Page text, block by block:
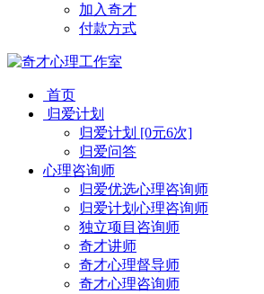
加入奇才
付款方式
首页
归爱计划
归爱计划 [0元6次]
归爱问答
心理咨询师
归爱优选心理咨询师
归爱计划心理咨询师
独立项目咨询师
奇才讲师
奇才心理督导师
奇才心理咨询师